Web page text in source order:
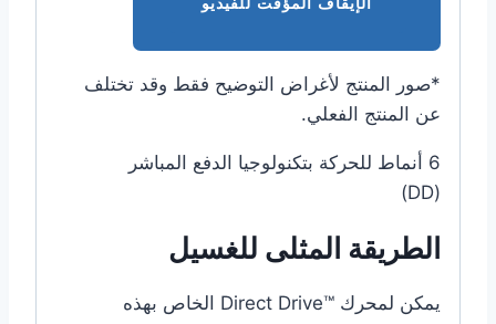
*صور المنتج لأغراض التوضيح فقط وقد تختلف
عن المنتج الفعلي.
6 أنماط للحركة بتكنولوجيا الدفع المباشر
(DD)
الطريقة المثلى للغسيل
يمكن لمحرك ™Direct Drive الخاص بهذه